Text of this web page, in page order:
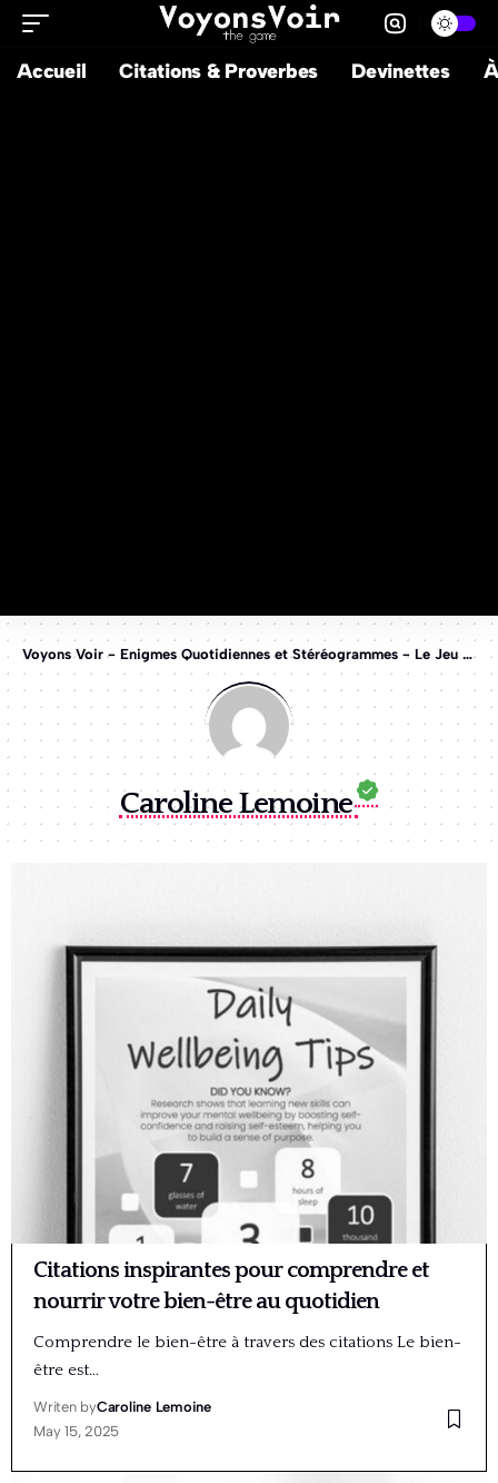
Accueil Citations & Proverbes Devinettes
Voyons Voir - Enigmes Quotidiennes et Stéréogrammes - Le Jeu des 1%
Caroline Lemoine
Citations inspirantes pour comprendre et
nourrir votre bien-être au quotidien
Comprendre le bien-être à travers des citations Le bien-
être est…
Writen byCaroline Lemoine
May 15, 2025